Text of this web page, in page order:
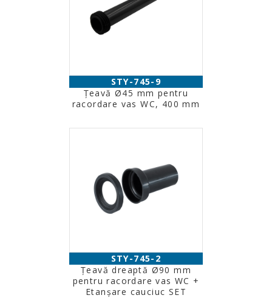
STY-745-9
Ţeavă Ø45 mm pentru
racordare vas WC, 400 mm
STY-745-2
Ţeavă dreaptă Ø90 mm
pentru racordare vas WC +
Etanşare cauciuc SET